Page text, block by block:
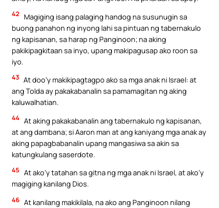
42
Magiging isang palaging handog na susunugin sa
buong panahon ng inyong lahi sa pintuan ng tabernakulo
ng kapisanan, sa harap ng Panginoon; na aking
pakikipagkitaan sa inyo, upang makipagusap ako roon sa
iyo.
43 At doo’y makikipagtagpo ako sa mga anak ni Israel: at
ang Tolda ay pakakabanalin sa pamamagitan ng aking
kaluwalhatian.
44 At aking pakakabanalin ang tabernakulo ng kapisanan,
at ang dambana; si Aaron man at ang kaniyang mga anak ay
aking papagbabanalin upang mangasiwa sa akin sa
katungkulang saserdote.
45 At ako’y tatahan sa gitna ng mga anak ni Israel, at ako’y
magiging kanilang Dios.
46 At kanilang makikilala, na ako ang Panginoon nilang